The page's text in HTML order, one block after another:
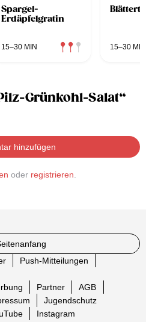
Spargel-
Erdäpfelgratin
15–30 MIN 15–30 MIN
Grünkohl-Salat“
hinzufügen
oder registrieren
Push-Mitteilungen
Partner
AGB
Jugendschutz
Instagram